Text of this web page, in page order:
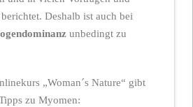
Deshalb ist auch bei
unbedingt zu
„Woman´s Nature“ gibt
zu Myomen: